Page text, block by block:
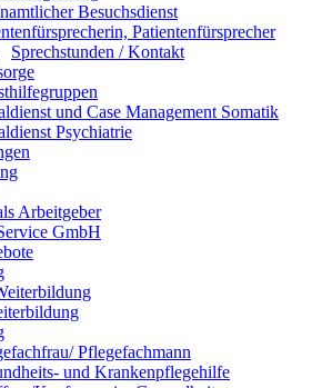
Besuchsdienst
Patientenfürsprecher
Sprechstunden / Kontakt
und Case Management Somatik
Psychiatrie
Arbeitgeber
GmbH
Pflegefachmann
und Krankenpflegehilfe